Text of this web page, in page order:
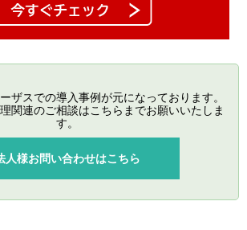
ザスでの導入事例が元になっております。
関連のご相談はこちらまでお願いいたしま
す。
人様お問い合わせはこちら